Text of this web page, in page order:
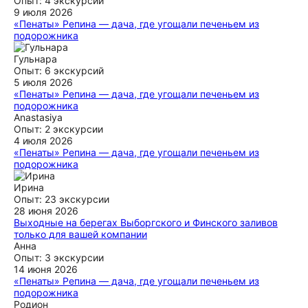
ещё
спасибо!
ещё
9 июля 2026
«Пенаты» Репина — дача, где угощали печеньем из
подорожника
экскурсия получилась просто невероятная!!! если у Вас
есть сомнения!!! НЕ СОМНЕВАЙТЕСЬ 🤌 Дарья, просто
влюбила нас в Репино!!! спасибо огромное ! очень
увлекательно и интересно!!! обязательно вернемся!!!
невероятное место!! А Дарья восхитительный экскурсовод
и мастер своего дела! 🫶😍спасибо !
ещё
Гульнара
Опыт: 6 экскурсий
5 июля 2026
«Пенаты» Репина — дача, где угощали печеньем из
подорожника
Все было прекрасно. И изящно. И хотя здание на
реконструкции, Дарья смогла создать атмосферу Пенат.
Заключительный сюрприз подарил состояние, которое ты
потом хранишь в сердце. спасибо, Дарья 🙏💚
ещё
Anastasiya
Опыт: 2 экскурсии
4 июля 2026
«Пенаты» Репина — дача, где угощали печеньем из
подорожника
нам очень понравилось. Дарья поведала интересные
истории, которые мы не знали. получилась познавательная,
интересная прогулка. не заметили как пробежали 2,5 часа.
спасибо
ещё
Ирина
Опыт: 23 экскурсии
28 июня 2026
Выходные на берегах Выборгского и Финского заливов
только для вашей компании
Хотелось бы выразить огромную благодарность
экскурсоводу Наталье за содержательную,информативную
и хорошо организованную двухдневную экскурсию по
городу Выборгу. Наталья - профессионал высокого
класса,интересно и увлекательно погружающий в историю
древнего Выборга,аппелирующий фактами,событиями
Анна
Опыт: 3 экскурсии
14 июня 2026
«Пенаты» Репина — дача, где угощали печеньем из
подорожника
Восхитительная экскурсия! Дарья провела её интересно и
Родион